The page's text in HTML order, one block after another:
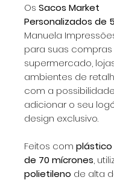
Os Sacos Market
Personalizados de
Manuela
para suas compras
supermercado,
ambientes de
com a
adicionar o seu
design exclusivo.
Feitos com
de 70 mícrones,
polietileno de alta